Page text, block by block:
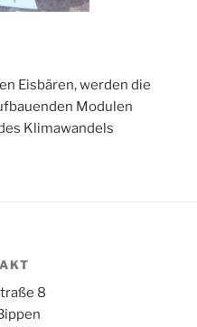
Eisbären, werden die
Modulen
Klimawandels
8